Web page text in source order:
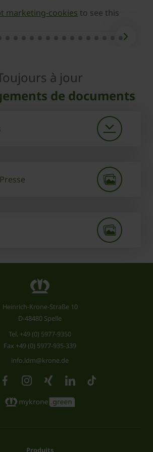
marketing-cookies to see this
à jour
de documents
Heinrich-Krone-Straße 10
D-48480 Spelle
Tel. +49 (0) 5977-9350
Fax +49 (0) 5977-935-339
info.ldm@krone.de
Produits